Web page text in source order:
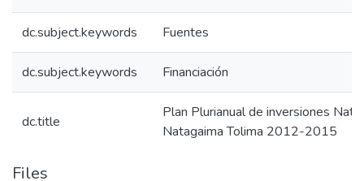
dc.subject.keywords Fuentes
dc.subject.keywords Financiación
dc.title
Plan Plurianual de inversiones
Natagaima Tolima 2012-2015
Files